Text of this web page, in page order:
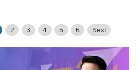
2 3 4 5 6 Next